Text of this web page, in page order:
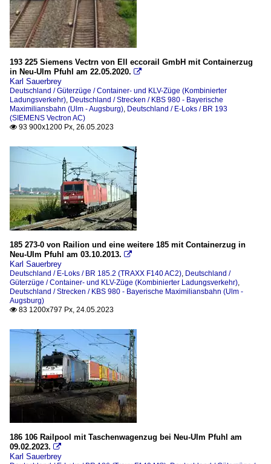
193 225 Siemens Vectrn von Ell eccorail GmbH mit Containerzug
in Neu-Ulm Pfuhl am 22.05.2020. 
Karl Sauerbrey
Deutschland / Güterzüge / Container- und KLV-Züge (Kombinierter
Ladungsverkehr), Deutschland / Strecken / KBS 980 - Bayerische
Maximiliansbahn (Ulm - Augsburg), Deutschland / E-Loks / BR 193
(SIEMENS Vectron AC)
 93 900x1200 Px, 26.05.2023
185 273-0 von Railion und eine weitere 185 mit Containerzug in
Neu-Ulm Pfuhl am 03.10.2013. 
Karl Sauerbrey
Deutschland / E-Loks / BR 185.2 (TRAXX F140 AC2), Deutschland /
Güterzüge / Container- und KLV-Züge (Kombinierter Ladungsverkehr),
Deutschland / Strecken / KBS 980 - Bayerische Maximiliansbahn (Ulm -
Augsburg)
 83 1200x797 Px, 24.05.2023
186 106 Railpool mit Taschenwagenzug bei Neu-Ulm Pfuhl am
09.02.2023. 
Karl Sauerbrey